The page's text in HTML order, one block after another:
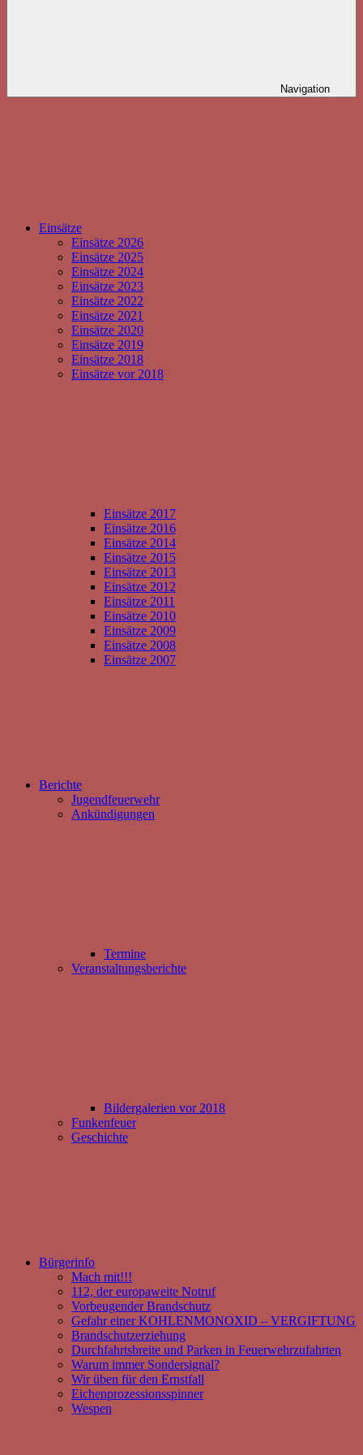
Navigation
Einsätze
Einsätze 2026
Einsätze 2025
Einsätze 2024
Einsätze 2023
Einsätze 2022
Einsätze 2021
Einsätze 2020
Einsätze 2019
Einsätze 2018
Einsätze vor 2018
Einsätze 2017
Einsätze 2016
Einsätze 2014
Einsätze 2015
Einsätze 2013
Einsätze 2012
Einsätze 2011
Einsätze 2010
Einsätze 2009
Einsätze 2008
Einsätze 2007
Berichte
Jugendfeuerwehr
Ankündigungen
Termine
Veranstaltungsberichte
Bildergalerien vor 2018
Funkenfeuer
Geschichte
Bürgerinfo
Mach mit!!!
112, der europaweite Notruf
Vorbeugender Brandschutz
Gefahr einer KOHLENMONOXID – VERGIFTUNG
Brandschutzerziehung
Durchfahrtsbreite und Parken in Feuerwehrzufahrten
Warum immer Sondersignal?
Wir üben für den Ernstfall
Eichenprozessionsspinner
Wespen